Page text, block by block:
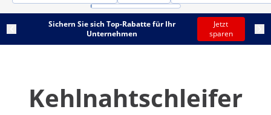
Sichern Sie sich Top-Rabatte für Ihr
Unternehmen
Jetzt
sparen
Kehlnahtschleifer